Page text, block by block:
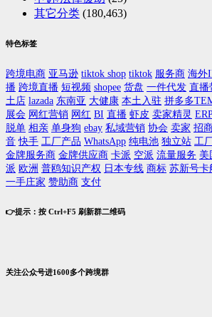
其它分类 (180,463)
特色标签
跨境电商 亚马逊 tiktok shop tiktok 服务商 海外
播 跨境直播 短视频 shopee 货盘 一件代发 直播
土店 lazada 东南亚 大健康 本土入驻 拼多多
展会 网红营销 网红 BI 直播 虾皮 卖家精灵
脱单 相亲 单身狗 ebay 私域营销 协会 卖家 招
音 快手 工厂产品 WhatsApp 纯电池 独立站 工
金牌服务商 金牌供应商 卡派 空派 流量服务 美
派 欧洲 普鸥知识产权 日本专线 商标 苏新号卡
一手庄家 赞助商 支付
👉提示：按 Ctrl+F5 刷新群二维码
关注公众号进1600多个跨境群